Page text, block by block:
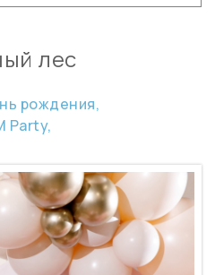
лес
рождения,
Party,